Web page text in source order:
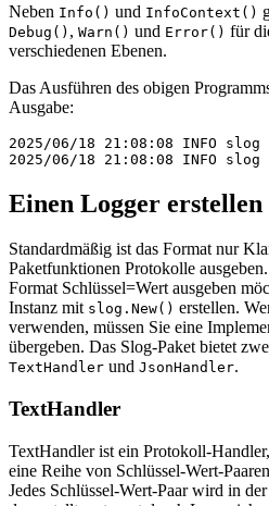
Neben Info() und InfoContext()
Debug() , Warn() und Error() für
verschiedenen Ebenen.
Das Ausführen des obigen
Ausgabe:
2025/06/18 21:08:08 INFO
Einen Logger erstellen
Standardmäßig ist das Format nur
Paketfunktionen Protokolle
Format Schlüssel=Wert ausgeben
Instanz mit slog.New() erstellen.
verwenden, müssen Sie eine
übergeben. Das Slog-Paket bietet
TextHandler und JsonHandler.
TextHandler
TextHandler ist ein Protokoll-
eine Reihe von Schlüssel-Wert-
Jedes Schlüssel-Wert-Paar wird in